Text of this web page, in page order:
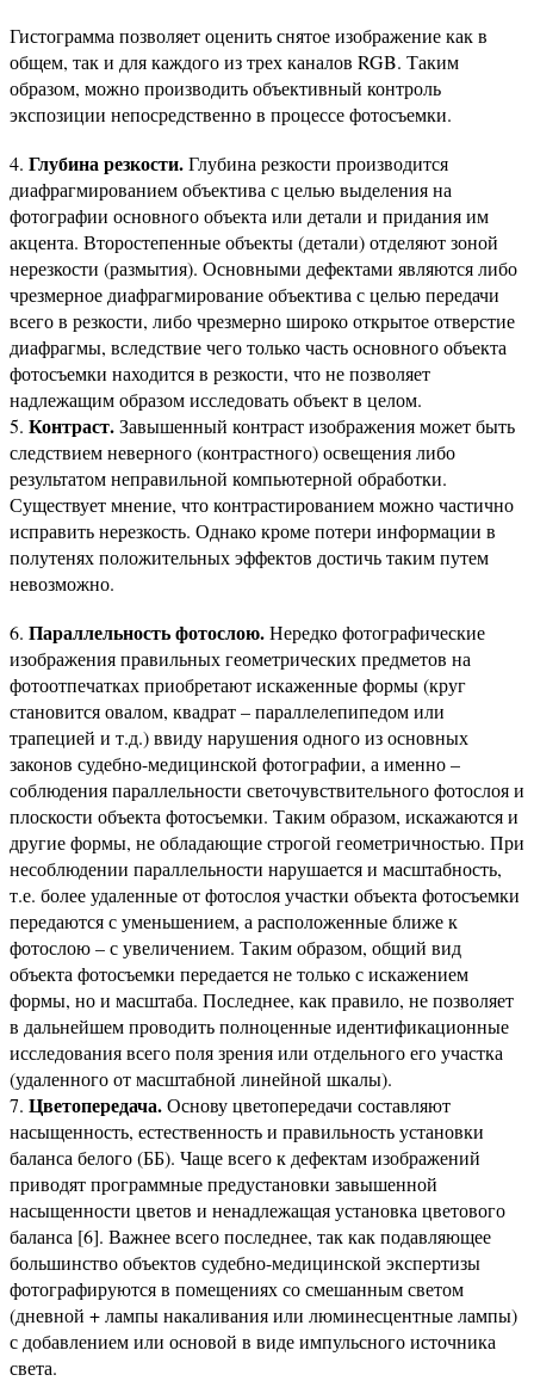
Гистограмма позволяет оценить снятое изображение как в
общем, так и для каждого из трех каналов RGB. Таким
образом, можно производить объективный контроль
экспозиции непосредственно в процессе фотосъемки.
4. Глубина резкости.Глубина резкости производится
диафрагмированием объектива с целью выделения на
фотографии основного объекта или детали и придания им
акцента. Второстепенные объекты (детали) отделяют зоной
нерезкости (размытия). Основными дефектами являются либо
чрезмерное диафрагмирование объектива с целью передачи
всего в резкости, либо чрезмерно широко открытое отверстие
диафрагмы, вследствие чего только часть основного объекта
фотосъемки находится в резкости, что не позволяет
надлежащим образом исследовать объект в целом.
5. Контраст.Завышенный контраст изображения может быть
следствием неверного (контрастного) освещения либо
результатом неправильной компьютерной обработки.
Существует мнение, что контрастированием можно частично
исправить нерезкость. Однако кроме потери информации в
полутенях положительных эффектов достичь таким путем
невозможно.
6. Параллельность фотослою.Нередко фотографические
изображения правильных геометрических предметов на
фотоотпечатках приобретают искаженные формы (круг
становится овалом, квадрат – параллелепипедом или
трапецией и т.д.) ввиду нарушения одного из основных
законов судебно-медицинской фотографии, а именно –
соблюдения параллельности светочувствительного фотослоя и
плоскости объекта фотосъемки. Таким образом, искажаются и
другие формы, не обладающие строгой геометричностью. При
несоблюдении параллельности нарушается и масштабность,
т.е. более удаленные от фотослоя участки объекта фотосъемки
передаются с уменьшением, а расположенные ближе к
фотослою – с увеличением. Таким образом, общий вид
объекта фотосъемки передается не только с искажением
формы, но и масштаба. Последнее, как правило, не позволяет
в дальнейшем проводить полноценные идентификационные
исследования всего поля зрения или отдельного его участка
(удаленного от масштабной линейной шкалы).
7. Цветопередача.Основу цветопередачи составляют
насыщенность, естественность и правильность установки
баланса белого (ББ). Чаще всего к дефектам изображений
приводят программные предустановки завышенной
насыщенности цветов и ненадлежащая установка цветового
баланса [6]. Важнее всего последнее, так как подавляющее
большинство объектов судебно-медицинской экспертизы
фотографируются в помещениях со смешанным светом
(дневной + лампы накаливания или люминесцентные лампы)
с добавлением или основой в виде импульсного источника
света.